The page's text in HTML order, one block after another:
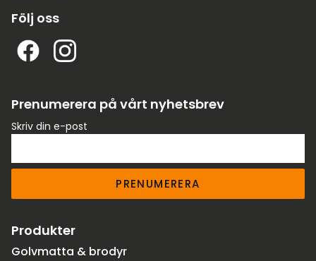
Följ oss
Prenumerera på vårt nyhetsbrev
Skriv din e-post
PRENUMERERA
Produkter
Golvmatta & brodyr